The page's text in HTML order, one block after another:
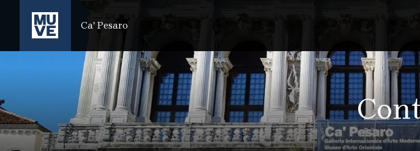
SALTA AL CONTENUTO PRINCIPALE
Ca' Pesaro